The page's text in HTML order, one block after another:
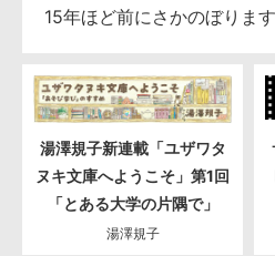
15年ほど前にさかのぼります
湯澤規子新連載「ユザワタ
ヌキ文庫へようこそ」第1回
「とある大学の片隅で」
湯澤規子